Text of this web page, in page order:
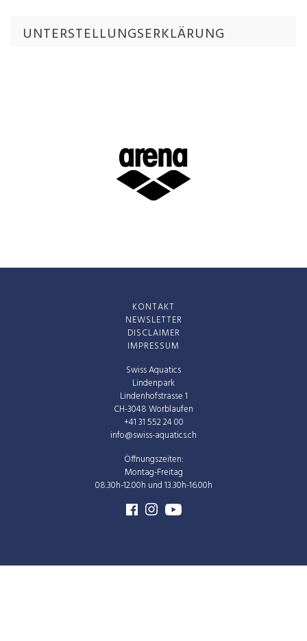
UNTERSTELLUNGSERKLÄRUNG
Swiss Aquatics
Lindenpark
Lindenhofstrasse 1
CH-3048 Worblaufen
+41 31 552 24 00
info@swiss-aquatics.ch
Öffnungszeiten:
Montag-Freitag
08.30h-12.00h und 13.30h-16.00h
KONTAKT
NEWSLETTER
DISCLAIMER
IMPRESSUM